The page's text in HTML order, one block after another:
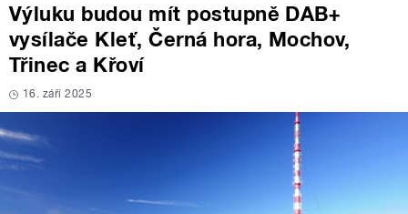
Výluku budou mít postupně DAB+
vysílače Kleť, Černá hora, Mochov,
Třinec a Křoví
16. září 2025